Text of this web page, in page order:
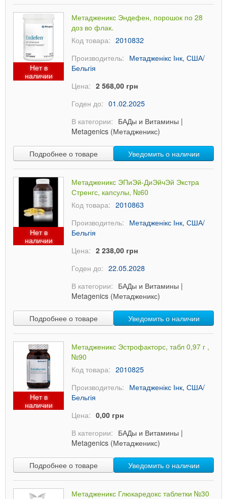
Нет в
наличии
Метадженикс Эндефен, порошок по 28
доз во флак.
Код товара: 2010832
Производитель: Метадженікс Інк, США/
Бельгія
Цена: 2 568,00 грн
Годен до: 01.02.2025
В категории: БАДы и Витамины |
Metagenics (Метадженикс)
Подробнее о товаре Уведомить о наличии
Нет в
наличии
Метадженикс ЭПиЭй-ДиЭйчЭй Экстра
Стренгс, капсулы, №60
Код товара: 2010863
Производитель: Метадженікс Інк, США/
Бельгія
Цена: 2 238,00 грн
Годен до: 22.05.2028
В категории: БАДы и Витамины |
Metagenics (Метадженикс)
Подробнее о товаре Уведомить о наличии
Нет в
наличии
Метадженикс Эстрофакторс, табл 0,97 г ,
№90
Код товара: 2010825
Производитель: Метадженікс Інк, США/
Бельгія
Цена: 0,00 грн
В категории: БАДы и Витамины |
Metagenics (Метадженикс)
Подробнее о товаре Уведомить о наличии
Метадженикс Глюкаредокс таблетки №30